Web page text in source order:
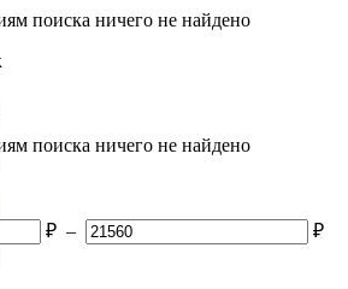
поиска ничего не найдено
поиска ничего не найдено
₽ – ₽